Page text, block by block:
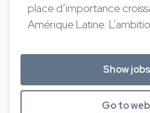
place d’importance
Amérique Latine.
Show
Go to